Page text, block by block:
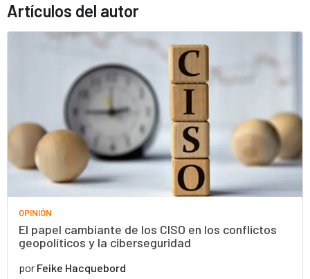
Artículos del autor
OPINIÓN
El papel cambiante de los CISO en los conflictos
geopolíticos y la ciberseguridad
por Feike Hacquebord